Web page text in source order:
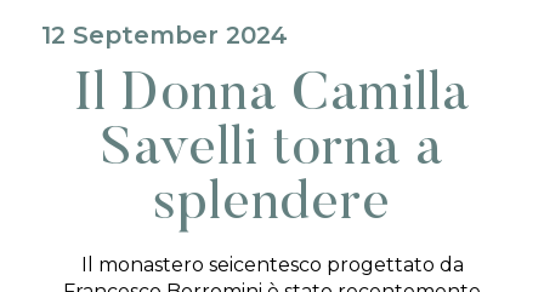
12 September 2024
Il Donna Camilla
Savelli torna a
splendere
Il monastero seicentesco progettato da